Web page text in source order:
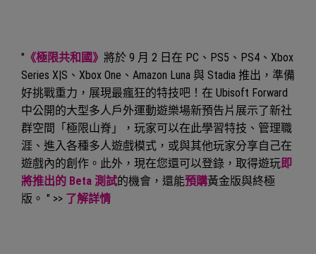
" 《極限共和國》 將於 9 月 2 日在 PC、PS5、PS4、Xbox
Series X|S、Xbox One、Amazon Luna 與 Stadia 推出，準備
好挑戰重力，展現最瘋狂的特技吧！在 Ubisoft Forward
中公開的大型多人戶外運動遊樂場新預告片展示了新社
群空間「極限山脊」，玩家可以在此學習特技、管理職
涯、進入各種多人遊戲模式，或與其他玩家分享自己在
遊戲內的創作。此外，現在您還可以登錄，取得遊玩即
將推出的 Beta 測試的機會，還能預購黃金版與終極
版。 " >> 了解詳情